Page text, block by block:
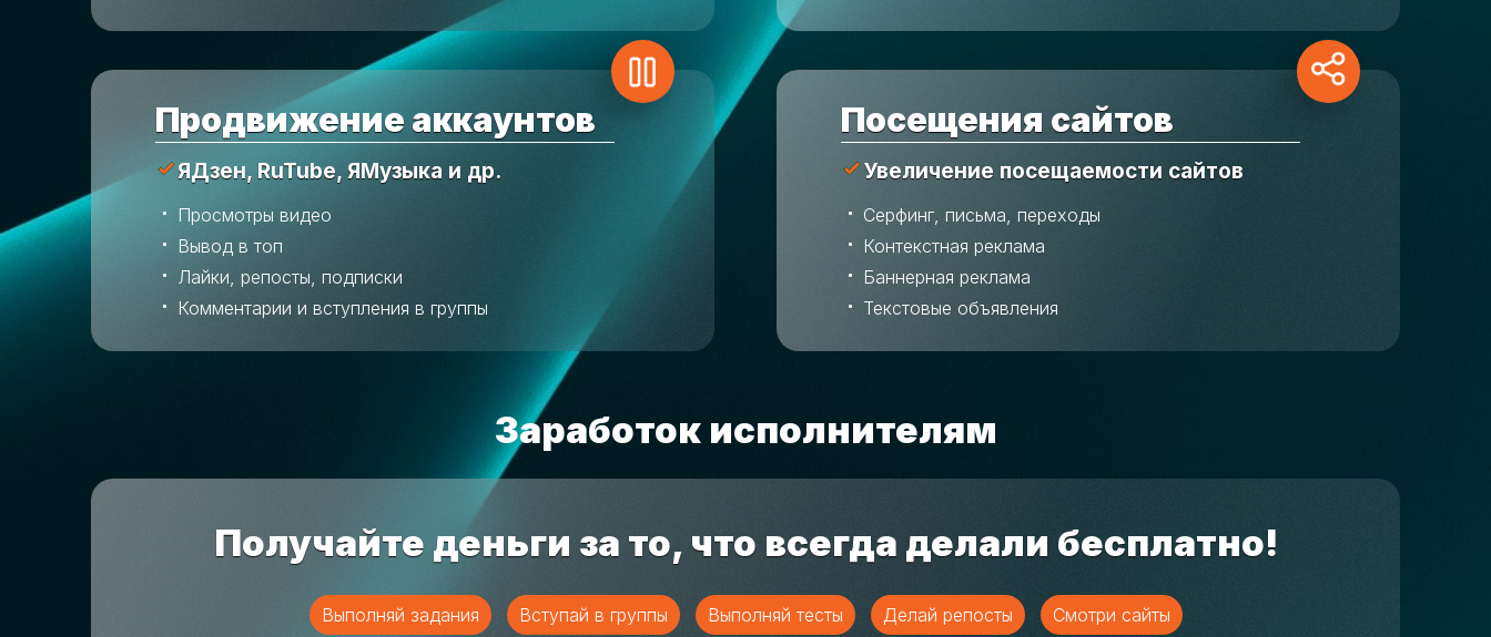
Продвижение аккаунтов
ЯДзен, RuTube, ЯМузыка и др.
Просмотры видео
Вывод в топ
Лайки, репосты, подписки
Комментарии и вступления в группы
Посещения сайтов
Увеличение посещаемости сайтов
Серфинг, письма, переходы
Контекстная реклама
Баннерная реклама
Текстовые объявления
Заработок исполнителям
Получайте деньги за то, что всегда делали бесплатно!
Выполняй задания Вступай в группы Выполняй тесты Делай репосты Смотри сайты